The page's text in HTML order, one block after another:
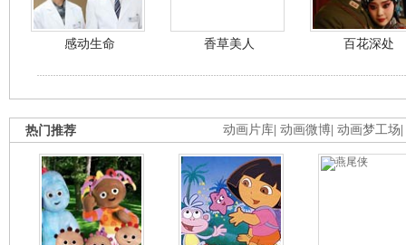
感动生命 香草美人 百花深处
动画片库 动画微博 动画梦工场
热门推荐